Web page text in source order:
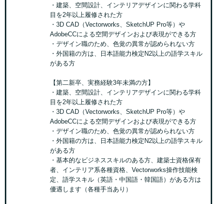
・建築、空間設計、インテリアデザインに関わる学科
目を2年以上履修された方
・3D CAD（Vectorworks、SketchUP Pro等）や
AdobeCCによる空間デザインおよび表現ができる方
・デザイン職のため、色覚の異常が認められない方
・外国籍の方は、日本語能力検定N2以上の語学スキル
がある方
【第二新卒、実務経験3年未満の方】
・建築、空間設計、インテリアデザインに関わる学科
目を2年以上履修された方
・3D CAD（Vectorworks、SketchUP Pro等）や
AdobeCCによる空間デザインおよび表現ができる方
・デザイン職のため、色覚の異常が認められない方
・外国籍の方は、日本語能力検定N2以上の語学スキル
がある方
・基本的なビジネススキルのある方、建築士資格保有
者、インテリア系各種資格、Vectorworks操作技能検
定、語学スキル（英語・中国語・韓国語）がある方は
優遇します（各種手当あり）